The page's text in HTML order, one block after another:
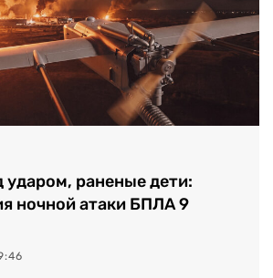
раненые дети:
ночной атаки БПЛА 9